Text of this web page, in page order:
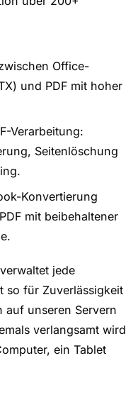
Office-
und PDF mit hoher
Verarbeitung:
Seitenlöschung
Konvertierung
mit beibehaltener
jede
so für Zuverlässigkeit
auf unseren Servern
verlangsamt wird
ein Tablet